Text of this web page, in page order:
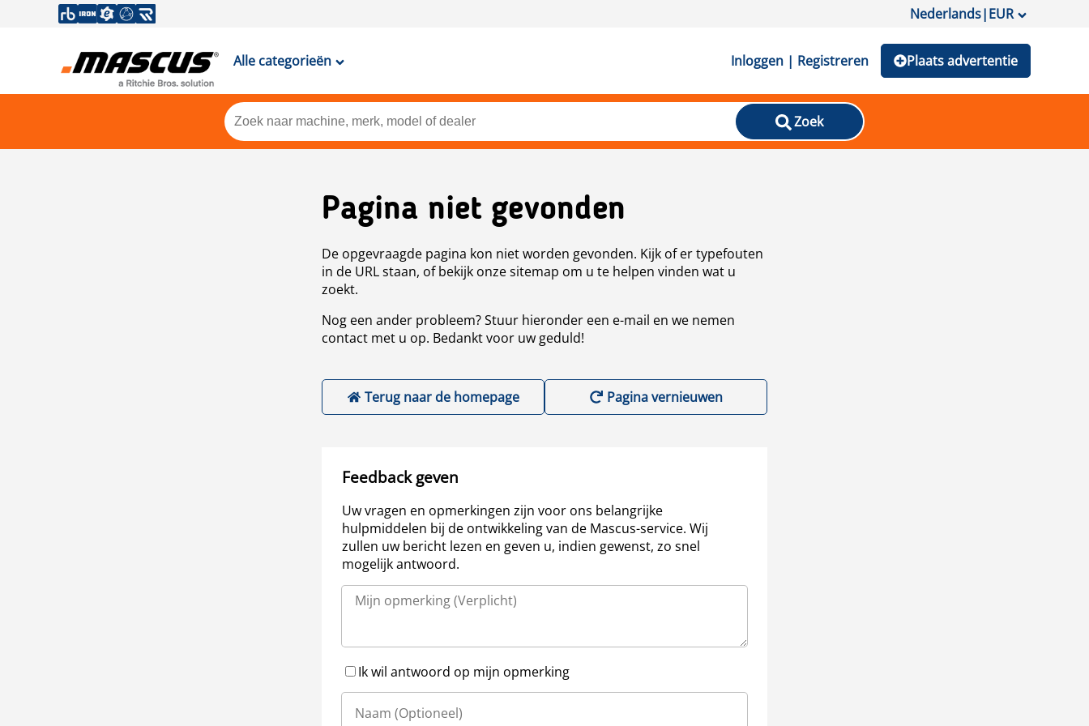
Nederlands|EUR
Alle categorieën Inloggen | Registreren Plaats advertentie
Zoek
Pagina niet gevonden
De opgevraagde pagina kon niet worden gevonden. Kijk of er typefouten
in de URL staan, of bekijk onze sitemap om u te helpen vinden wat u
zoekt.
Nog een ander probleem? Stuur hieronder een e-mail en we nemen
contact met u op. Bedankt voor uw geduld!
Terug naar de homepage Pagina vernieuwen
Feedback geven
Uw vragen en opmerkingen zijn voor ons belangrijke
hulpmiddelen bij de ontwikkeling van de Mascus-service. Wij
zullen uw bericht lezen en geven u, indien gewenst, zo snel
mogelijk antwoord.
Ik wil antwoord op mijn opmerking